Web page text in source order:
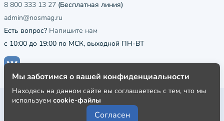
8 800 333 13 27 (Бесплатная линия)
admin@nosmag.ru
Есть вопрос? Напишите нам
с 10:00 до 19:00 по МСК, выходной ПН-ВТ
Публичная оферта
Пользовательское соглашение
Мы заботимся о вашей конфиденциальности
Находясь на данном сайте вы соглашаетесь с тем, что мы
используем cookie-файлы
Согласен